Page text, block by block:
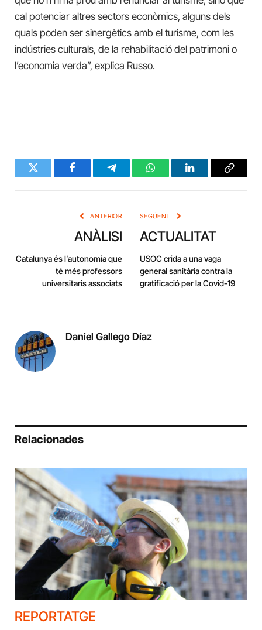
cal potenciar altres sectors econòmics, alguns dels
quals poden ser sinergètics amb el turisme, com les
indústries culturals, de la rehabilitació del patrimoni o
l’economia verda”, explica Russo.
Twitter FacebookTelegramWhatsAppLinkedInCopy
ANTERIOR
ANÀLISI
Catalunya és l’autonomia que
té més professors
universitaris associats
SEGÜENT
ACTUALITAT
USOC crida a una vaga
general sanitària contra la
gratificació per la Covid-19
Daniel Gallego Díaz
Relacionades
REPORTATGE